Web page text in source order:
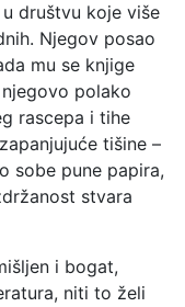
društvu koje više
Njegov posao
mu se knjige
polako
rascepa i tihe
tišine –
sobe pune papira,
stvara
i bogat,
niti to želi